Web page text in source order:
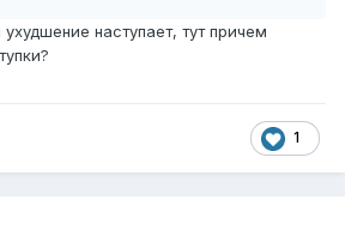
наступает, тут причем
1